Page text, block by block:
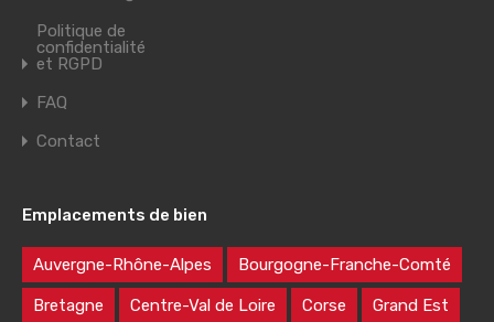
Politique de
confidentialité
et RGPD
FAQ
Contact
Emplacements de bien
Auvergne-Rhône-Alpes Bourgogne-Franche-Comté
Bretagne Centre-Val de Loire Corse Grand Est